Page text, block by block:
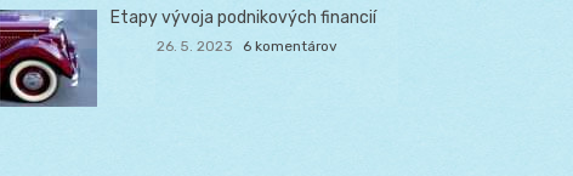
Etapy vývoja podnikových financií
26. 5. 2023 6 komentárov